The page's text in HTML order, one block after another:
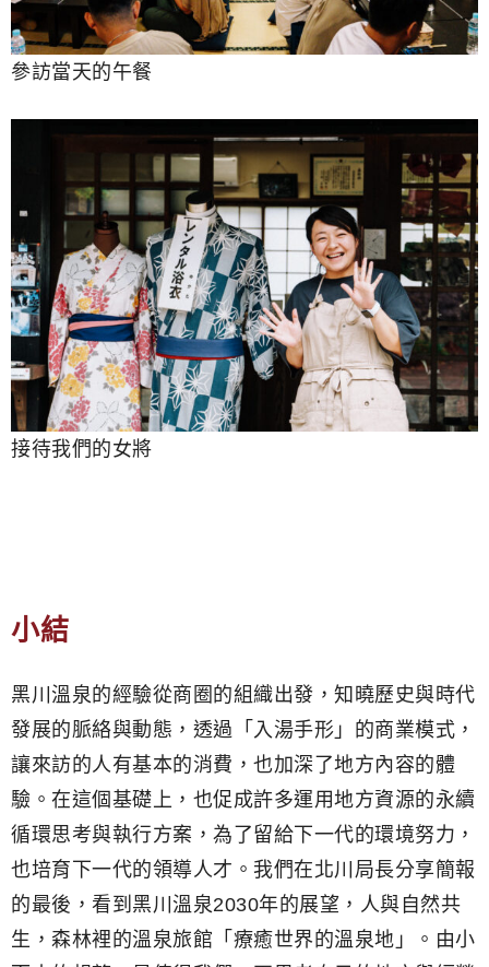
參訪當天的午餐
接待我們的女將
小結
黑川溫泉的經驗從商圈的組織出發，知曉歷史與時代
發展的脈絡與動態，透過「入湯手形」的商業模式，
讓來訪的人有基本的消費，也加深了地方內容的體
驗。在這個基礎上，也促成許多運用地方資源的永續
循環思考與執行方案，為了留給下一代的環境努力，
也培育下一代的領導人才。我們在北川局長分享簡報
的最後，看到黑川溫泉2030年的展望，人與自然共
生，森林裡的溫泉旅館「療癒世界的溫泉地」。由小